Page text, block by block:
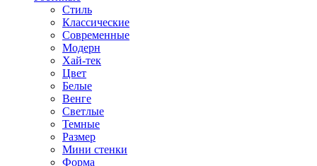
Стиль
Классические
Современные
Модерн
Хай-тек
Цвет
Белые
Венге
Светлые
Темные
Размер
Мини стенки
Форма